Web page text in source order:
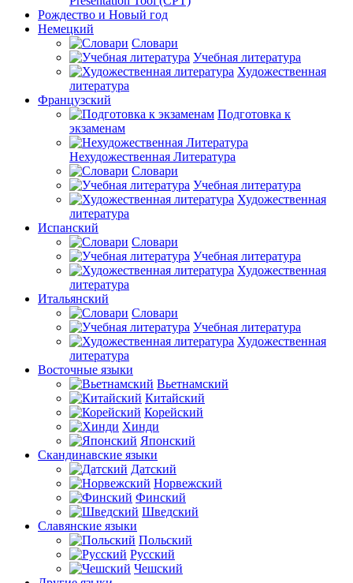
Рождество и Новый год
Немецкий
Словари
Учебная литература
Художественная
литература
Французский
Подготовка к
экзаменам
Нехудожественная Литература
Словари
Учебная литература
Художественная
литература
Испанский
Словари
Учебная литература
Художественная
литература
Итальянский
Словари
Учебная литература
Художественная
литература
Восточные языки
Вьетнамский
Китайский
Корейский
Хинди
Японский
Скандинавские языки
Датский
Норвежский
Финский
Шведский
Славянские языки
Польский
Русский
Чешский